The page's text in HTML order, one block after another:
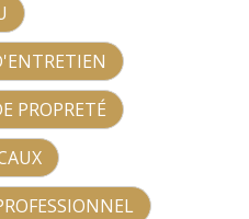
PROPRETÉ